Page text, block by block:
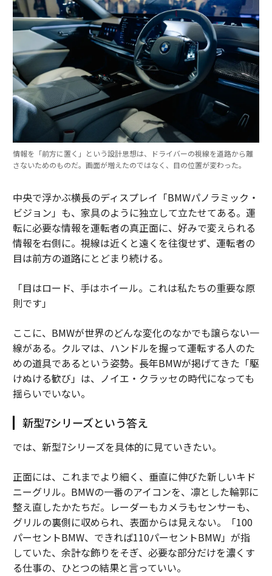
情報を「前方に置く」という設計思想は、ドライバーの視線を道路から離
さないためのものだ。画面が増えたのではなく、目の位置が変わった。
中央で浮かぶ横長のディスプレイ「BMWパノラミック・
ビジョン」も、家具のように独立して立たせてある。運
転に必要な情報を運転者の真正面に、好みで変えられる
情報を右側に。視線は近くと遠くを往復せず、運転者の
目は前方の道路にとどまり続ける。
「目はロード、手はホイール。これは私たちの重要な原
則です」
ここに、BMWが世界のどんな変化のなかでも譲らない一
線がある。クルマは、ハンドルを握って運転する人のた
めの道具であるという姿勢。長年BMWが掲げてきた「駆
けぬける歓び」は、ノイエ・クラッセの時代になっても
揺らいでいない。
新型7シリーズという答え
では、新型7シリーズを具体的に見ていきたい。
正面には、これまでより細く、垂直に伸びた新しいキド
ニーグリル。BMWの一番のアイコンを、凛とした輪郭に
整え直したかたちだ。レーダーもカメラもセンサーも、
グリルの裏側に収められ、表面からは見えない。「100
パーセントBMW、できれば110パーセントBMW」が指
していた、余計な飾りをそぎ、必要な部分だけを濃くす
る仕事の、ひとつの結果と言っていい。